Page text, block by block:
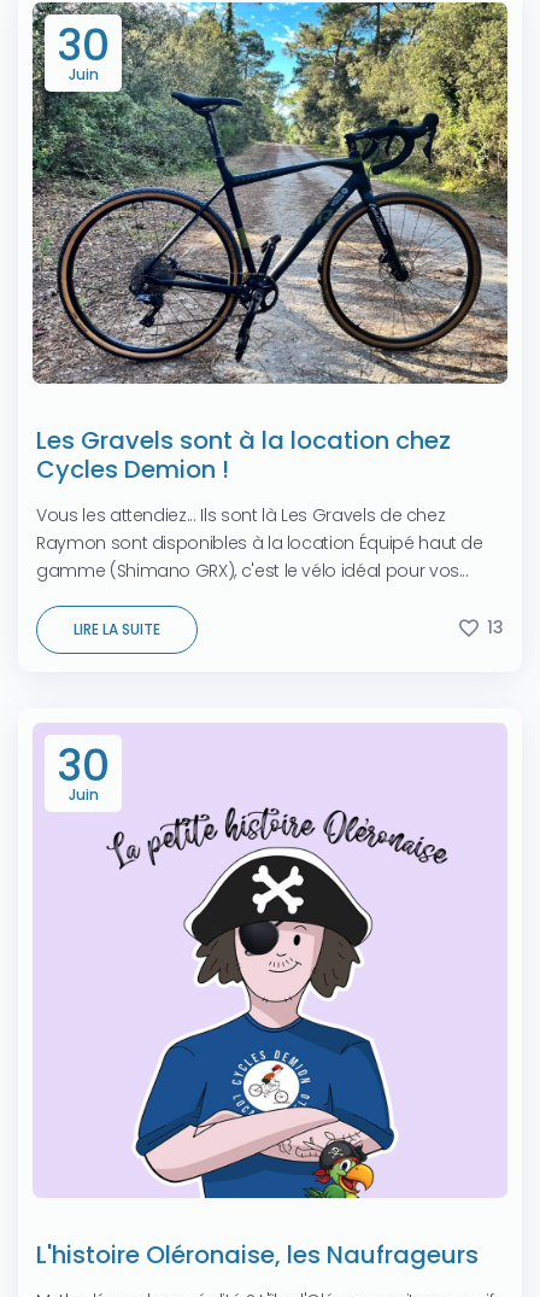
30
Juin
Les Gravels sont à la location chez
Cycles Demion !
Vous les attendiez... Ils sont là Les Gravels de chez
Raymon sont disponibles à la location Équipé haut de
gamme (Shimano GRX), c'est le vélo idéal pour vos...
LIRE LA SUITE 13
30
Juin
L'histoire Oléronaise, les Naufrageurs